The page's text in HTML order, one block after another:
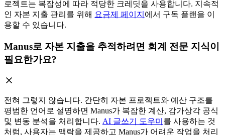
로젝트는 복잡성에 따라 적당한 크레딧을 사용합니다. 지속적
인 자본 지출 관리를 위해 요금제 페이지 에서 구독 플랜을 이
용할 수 있습니다.
Manus로 자본 지출을 추적하려면 회계 전문 지식이
필요한가요?
전혀 그렇지 않습니다. 간단히 자본 프로젝트와 예산 구조를
평범한 언어로 설명하면 Manus가 복잡한 계산, 감가상각 공식
및 변동 분석을 처리합니다. AI 글쓰기 도우미 를 사용하는 것
처럼, 사용자는 맥락을 제공하고 Manus가 어려운 작업을 처리